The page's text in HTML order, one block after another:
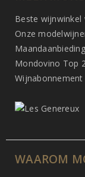
Beste wijnwinkel
Onze
Mondovino Top
Wijnabonnement
WAAROM